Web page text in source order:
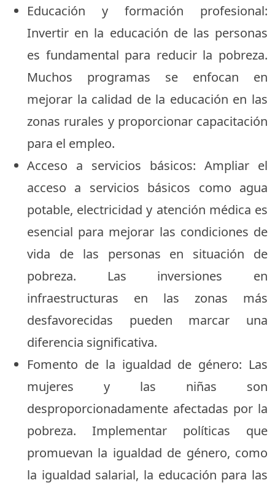
Educación y formación profesional:
Invertir en la educación de las personas
es fundamental para reducir la pobreza.
Muchos programas se enfocan en
mejorar la calidad de la educación en las
zonas rurales y proporcionar capacitación
para el empleo.
Acceso a servicios básicos: Ampliar el
acceso a servicios básicos como agua
potable, electricidad y atención médica es
esencial para mejorar las condiciones de
vida de las personas en situación de
pobreza. Las inversiones en
infraestructuras en las zonas más
desfavorecidas pueden marcar una
diferencia significativa.
Fomento de la igualdad de género: Las
mujeres y las niñas son
desproporcionadamente afectadas por la
pobreza. Implementar políticas que
promuevan la igualdad de género, como
la igualdad salarial, la educación para las